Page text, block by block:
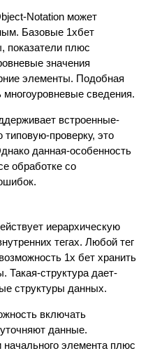
Notation может
Базовые 1хбет
показатели плюс
значения
элементы. Подобная
многоуровневые сведения.
встроенные-
проверку, это
данная-особенность
обработке со
иерархическую
тегах. Любой тег
1х бет хранить
Такая-структура дает-
структуры данных.
включать
данные.
элемента плюс